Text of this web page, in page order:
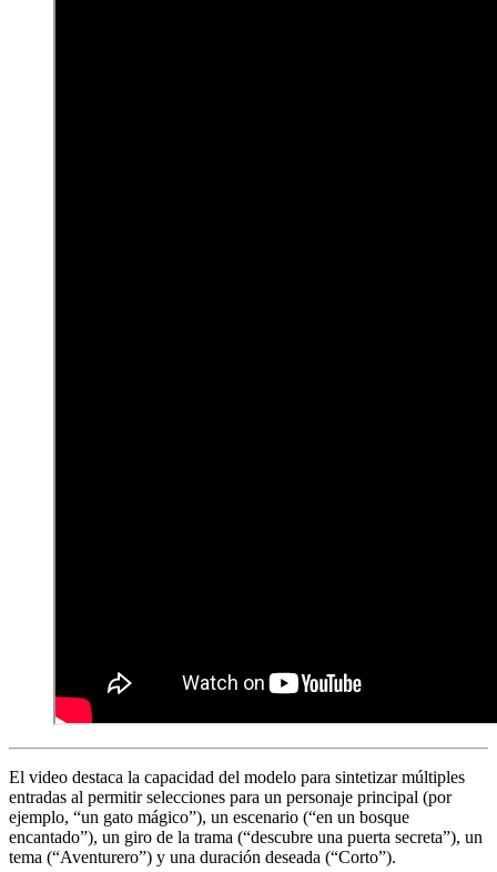
El video destaca la capacidad del modelo para sintetizar múltiples
entradas al permitir selecciones para un personaje principal (por
ejemplo, “un gato mágico”), un escenario (“en un bosque
encantado”), un giro de la trama (“descubre una puerta secreta”), un
tema (“Aventurero”) y una duración deseada (“Corto”).